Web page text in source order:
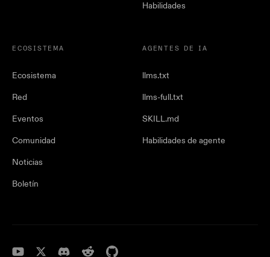
Habilidades
ECOSISTEMA
Ecosistema
Red
Eventos
Comunidad
Noticias
Boletín
AGENTES DE IA
llms.txt
llms-full.txt
SKILL.md
Habilidades de agente